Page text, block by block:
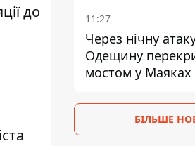
до
11:27
Через нічну
Одещину
мостом у Маяках
БІЛЬШЕ